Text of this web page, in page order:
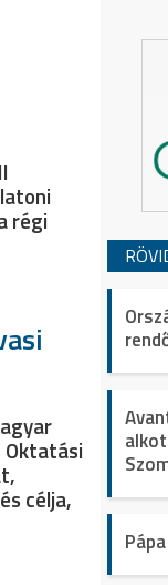
régi
Oktatási
célja,